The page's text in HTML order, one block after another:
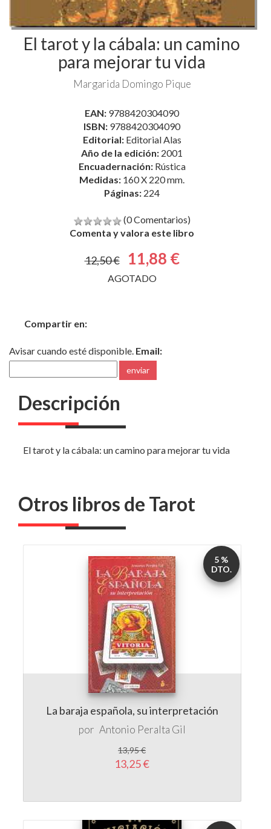
El tarot y la cábala: un camino
para mejorar tu vida
Margarida Domingo Pique
EAN: 9788420304090
ISBN: 9788420304090
Editorial: Editorial Alas
Año de la edición: 2001
Encuadernación: Rústica
Medidas: 160 X 220 mm.
Páginas: 224
(0 Comentarios)
Comenta y valora este libro
12,50 € 11,88 €
AGOTADO
Compartir en:
Avisar cuando esté disponible. Email:
enviar
Descripción
El tarot y la cábala: un camino para mejorar tu vida
Otros libros de Tarot
La baraja española, su interpretación
por Antonio Peralta Gil
13,95 €
13,25 €
5 %
DTO.